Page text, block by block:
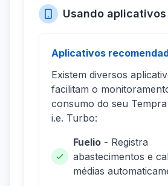
Usando aplicativos
Aplicativos
Existem diversos
facilitam o
consumo do seu
i.e. Turbo:
Fuelio - Registra
abastecimentos e
médias